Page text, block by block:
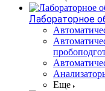
Лабораторное
Еще